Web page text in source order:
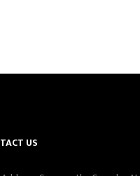
US